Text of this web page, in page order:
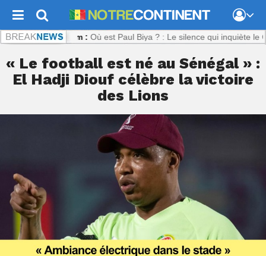
: Où est Paul Biya ? : Le silence qui inquiète le
« Le football est né au Sénégal » :
El Hadji Diouf célèbre la victoire
des Lions